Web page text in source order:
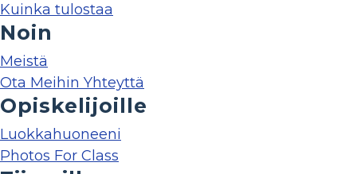
Kuinka tulostaa
Noin
Meistä
Ota Meihin Yhteyttä
Opiskelijoille
Luokkahuoneeni
Photos For Class